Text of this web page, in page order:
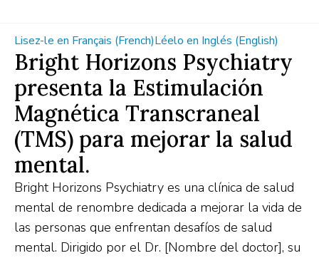
Lisez-le en Français (French)Léelo en Inglés (English)
Bright Horizons Psychiatry
presenta la Estimulación
Magnética Transcraneal
(TMS) para mejorar la salud
mental.
Bright Horizons Psychiatry es una clínica de salud
mental de renombre dedicada a mejorar la vida de
las personas que enfrentan desafíos de salud
mental. Dirigido por el Dr. [Nombre del doctor], su